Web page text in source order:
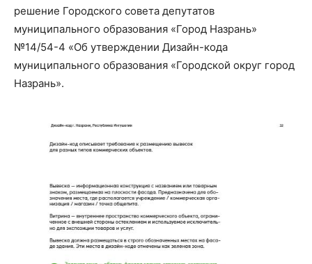
решение Городского совета депутатов
муниципального образования «Город Назрань»
№14/54-4 «Об утверждении Дизайн-кода
муниципального образования «Городской округ город
Назрань».